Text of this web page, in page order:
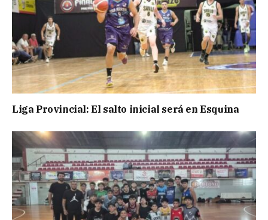
Liga Provincial: El salto inicial será en Esquina